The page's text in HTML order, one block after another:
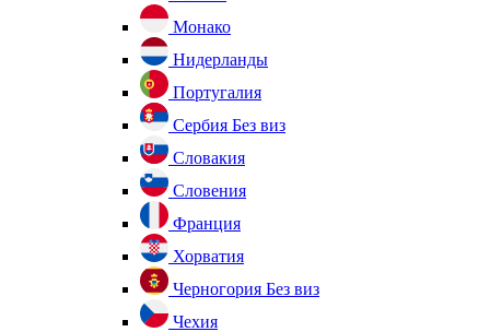
Монако
Нидерланды
Португалия
Сербия Без виз
Словакия
Словения
Франция
Хорватия
Черногория Без виз
Чехия